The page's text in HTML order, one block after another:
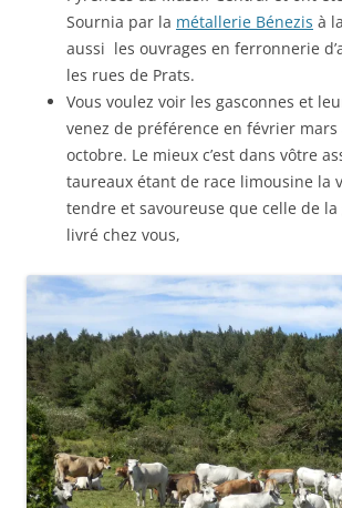
Sournia par la métallerie Bénezis à
aussi les ouvrages en ferronnerie
les rues de Prats.
Vous voulez voir les gasconnes et
venez de préférence en février
octobre. Le mieux c’est dans vôtre
taureaux étant de race limousine la
tendre et savoureuse que celle de
livré chez vous,